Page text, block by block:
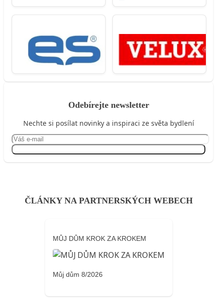
Odebírejte newsletter
Nechte si posílat novinky a inspiraci ze světa bydlení
ČLÁNKY NA PARTNERSKÝCH WEBECH
MŮJ DŮM KROK ZA KROKEM
Můj dům 8/2026